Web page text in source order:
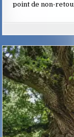
point de non-